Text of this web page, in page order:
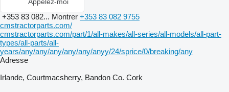
+353 83 082... Montrer +353 83 082 9755
cmstractorparts.com/
cmstractorparts.com/part/1/all-makes/all-series/all-models/all-part-
types/all-parts/all-
years/any/any/any/any/any/anyy/24/sprice/0/breaking/any
Adresse
Irlande, Courtmacsherry, Bandon Co. Cork